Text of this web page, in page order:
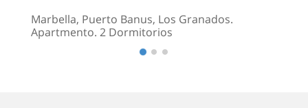
Marbella, Puerto Banus, Los Granados.
Apartmento. 2 Dormitorios